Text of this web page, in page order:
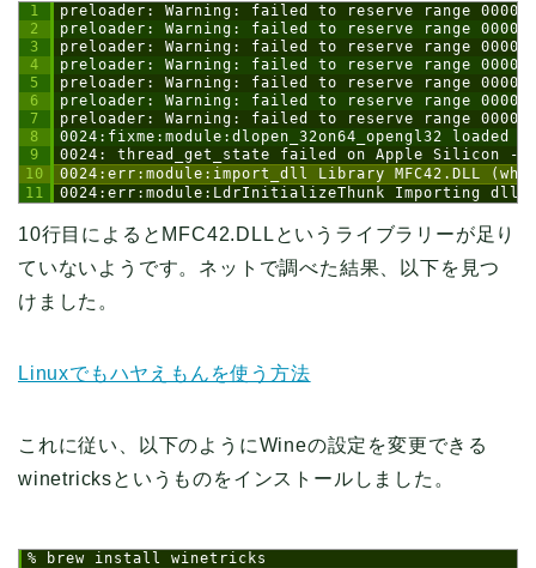
1
2
3
4
5
6
7
8
9
10
11
preloader: Warning: failed to reserve range
preloader: Warning: failed to reserve range
preloader: Warning: failed to reserve range
preloader: Warning: failed to reserve range
preloader: Warning: failed to reserve range
preloader: Warning: failed to reserve range
preloader: Warning: failed to reserve range
0024:fixme:module:dlopen_32on64_opengl32
0024: thread_get_state failed on Apple Silicon -
0024:err:module:import_dll Library MFC42.DLL
0024:err:module:LdrInitializeThunk Importing dlls
10行目によるとMFC42.DLLというライブラリーが足り
ていないようです。ネットで調べた結果、以下を見つ
けました。
Linuxでもハヤえもんを使う方法
これに従い、以下のようにWineの設定を変更できる
winetricksというものをインストールしました。
% brew install winetricks